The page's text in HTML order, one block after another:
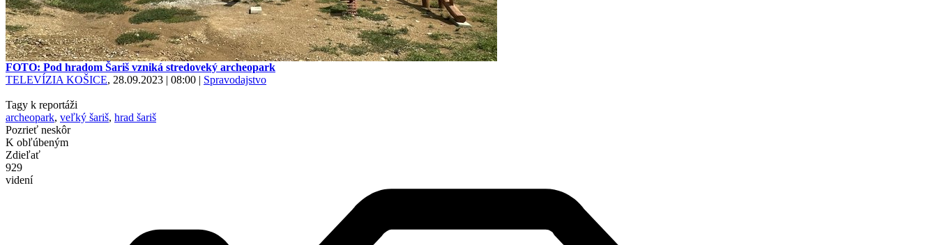
FOTO: Pod hradom Šariš vzniká stredoveký archeopark
TELEVÍZIA KOŠICE, 28.09.2023 | 08:00 | Spravodajstvo
Tagy k reportáži
archeopark, veľký šariš, hrad šariš
Pozrieť neskôr
K obľúbeným
Zdieľať
929
videní